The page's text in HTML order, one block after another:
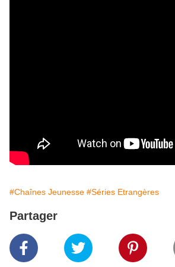
#Chaînes Jeunesse #Séries Etrangères
Partager